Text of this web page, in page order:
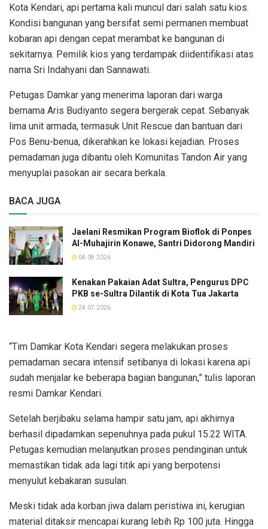
Kota Kendari, api pertama kali muncul dari salah satu kios.
Kondisi bangunan yang bersifat semi permanen membuat
kobaran api dengan cepat merambat ke bangunan di
sekitarnya. Pemilik kios yang terdampak diidentifikasi atas
nama Sri Indahyani dan Sannawati.
Petugas Damkar yang menerima laporan dari warga
bernama Aris Budiyanto segera bergerak cepat. Sebanyak
lima unit armada, termasuk Unit Rescue dan bantuan dari
Pos Benu-benua, dikerahkan ke lokasi kejadian. Proses
pemadaman juga dibantu oleh Komunitas Tandon Air yang
menyuplai pasokan air secara berkala.
BACA JUGA
Jaelani Resmikan Program Bioflok di Ponpes
Al-Muhajirin Konawe, Santri Didorong Mandiri
04.08.2026
Kenakan Pakaian Adat Sultra, Pengurus DPC
PKB se-Sultra Dilantik di Kota Tua Jakarta
24.07.2026
“Tim Damkar Kota Kendari segera melakukan proses
pemadaman secara intensif setibanya di lokasi karena api
sudah menjalar ke beberapa bagian bangunan,” tulis laporan
resmi Damkar Kendari.
Setelah berjibaku selama hampir satu jam, api akhirnya
berhasil dipadamkan sepenuhnya pada pukul 15.22 WITA.
Petugas kemudian melanjutkan proses pendinginan untuk
memastikan tidak ada lagi titik api yang berpotensi
menyulut kebakaran susulan.
Meski tidak ada korban jiwa dalam peristiwa ini, kerugian
material ditaksir mencapai kurang lebih Rp 100 juta. Hingga